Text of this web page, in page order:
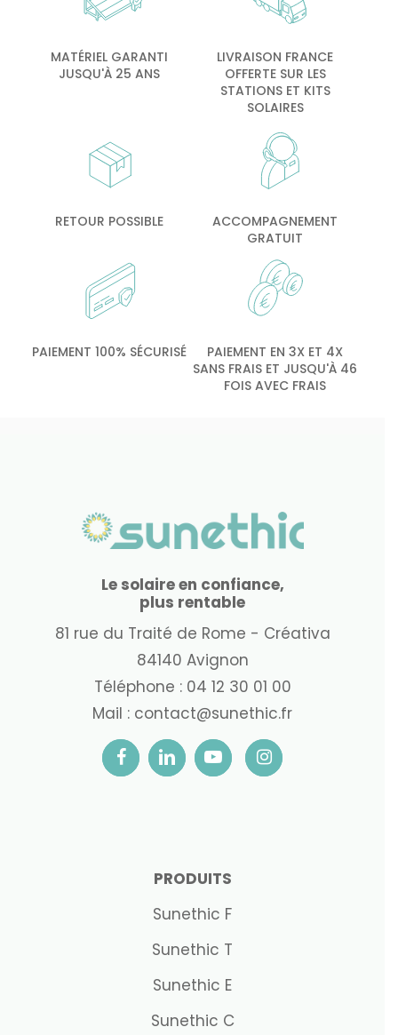
MATÉRIEL GARANTI
JUSQU'À 25 ANS
LIVRAISON FRANCE
OFFERTE SUR LES
STATIONS ET KITS
SOLAIRES
RETOUR POSSIBLE
ACCOMPAGNEMENT
GRATUIT
PAIEMENT 100% SÉCURISÉ
PAIEMENT EN 3X ET 4X
SANS FRAIS ET JUSQU'À 46
FOIS AVEC FRAIS
Le solaire en confiance,
plus rentable
81 rue du Traité de Rome - Créativa
84140 Avignon
Téléphone : 04 12 30 01 00
Mail : contact@sunethic.fr
PRODUITS
Sunethic F
Sunethic T
Sunethic E
Sunethic C